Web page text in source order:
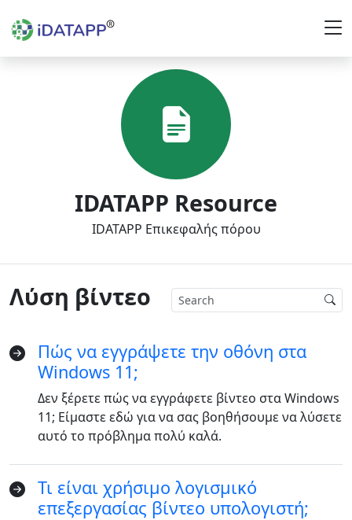
IDATAPP Resource
IDATAPP Επικεφαλής πόρου
Λύση βίντεο
Πώς να εγγράψετε την οθόνη στα
Windows 11;
Δεν ξέρετε πώς να εγγράφετε βίντεο στα Windows
11; Είμαστε εδώ για να σας βοηθήσουμε να λύσετε
αυτό το πρόβλημα πολύ καλά.
Τι είναι χρήσιμο λογισμικό
επεξεργασίας βίντεο υπολογιστή;